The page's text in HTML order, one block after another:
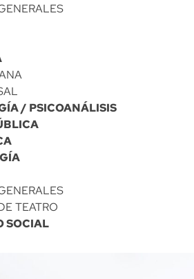
/ PSICOANÁLISIS
TEATRO
SOCIAL